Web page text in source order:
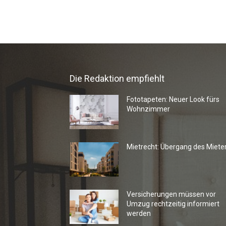
Die Redaktion empfiehlt
Fototapeten: Neuer Look fürs
Wohnzimmer
Mietrecht: Übergang des
Versicherungen müssen vor
Umzug rechtzeitig informiert
werden